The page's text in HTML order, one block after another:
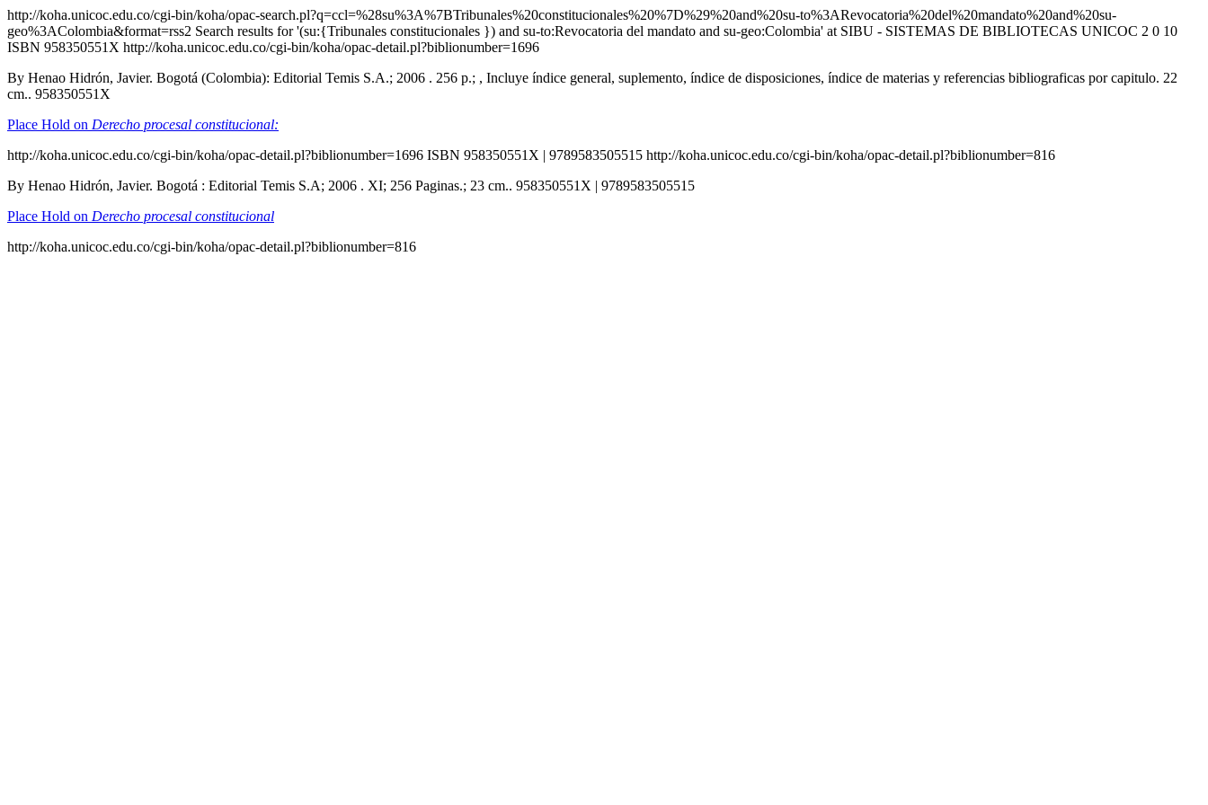
http://koha.unicoc.edu.co/cgi-bin/koha/opac-search.pl?q=ccl=%28su%3A%7BTribunales%20constitucionales%20%7D%29%20and%20su-to%3ARevocatoria%20del%20mandato%20and%20su-
geo%3AColombia&format=rss2 Search results for '(su:{Tribunales constitucionales }) and su-to:Revocatoria del mandato and su-geo:Colombia' at SIBU - SISTEMAS DE BIBLIOTECAS UNICOC 2 0 10
ISBN 958350551X http://koha.unicoc.edu.co/cgi-bin/koha/opac-detail.pl?biblionumber=1696
By Henao Hidrón, Javier. Bogotá (Colombia): Editorial Temis S.A.; 2006 . 256 p.; , Incluye índice general, suplemento, índice de disposiciones, índice de materias y referencias bibliograficas por capitulo. 22
cm.. 958350551X
Place Hold on Derecho procesal constitucional:
http://koha.unicoc.edu.co/cgi-bin/koha/opac-detail.pl?biblionumber=1696 ISBN 958350551X | 9789583505515 http://koha.unicoc.edu.co/cgi-bin/koha/opac-detail.pl?biblionumber=816
By Henao Hidrón, Javier. Bogotá : Editorial Temis S.A; 2006 . XI; 256 Paginas.; 23 cm.. 958350551X | 9789583505515
Place Hold on Derecho procesal constitucional
http://koha.unicoc.edu.co/cgi-bin/koha/opac-detail.pl?biblionumber=816